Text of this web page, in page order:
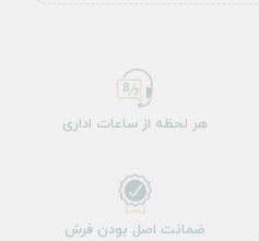
هر لحظه از ساعات اداری
ضمانت اصل بودن فرش